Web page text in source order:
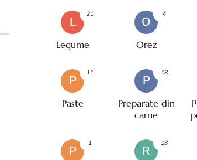
L
Legume
21
O
Orez
4
P
Paste
11
P
Preparate din
carne
18
P
1
R
18